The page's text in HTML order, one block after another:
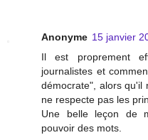
Anonyme 15 janvier
Il est proprement
journalistes et
démocrate", alors qu'il
ne respecte pas les
Une belle leçon de
pouvoir des mots.